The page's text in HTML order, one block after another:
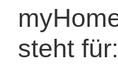
steht für: